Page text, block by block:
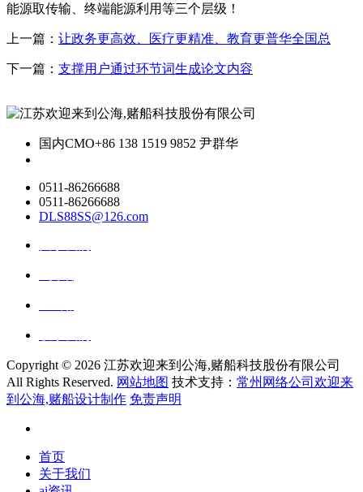
能源取传输、终端能源利用等三个层级！
上一篇： 让政务更高效、医疗更精准、教育更普华全国总
下一篇： 支撑用户通过环节词生成论文内容
国内CMO+86 138 1519 9852 尹群华
0511-86266688
0511-86266688
DLS88SS@126.com
Copyright © 2026 江苏欢迎来到公海,赌船科技股份有限公司
All Rights Reserved. 网站地图 技术支持： 常州网络公司欢迎来
到公海,赌船设计制作 免责声明
首页
关于我们